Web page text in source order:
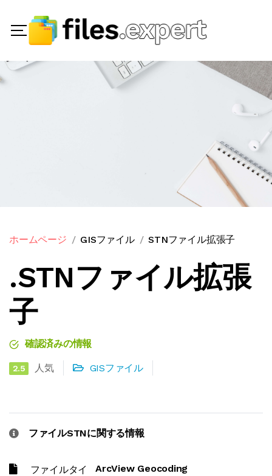
ホームページ GISファイル STNファイル拡張子
.STNファイル拡張
子
確認済みの情報
2.5 人気 GISファイル
ファイルSTNに関する情報
ファイルタイ
ArcView Geocoding